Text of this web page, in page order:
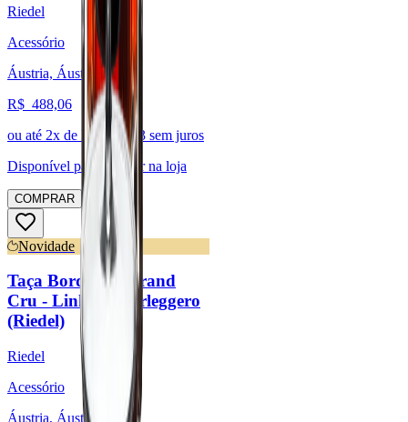
Riedel
Acessório
Áustria, Áustria
R$ 488,06
ou até 2x de R$ 244,03 sem juros
Disponível para:
Retirar na loja
COMPRAR
Novidade
Taça Bordeaux Grand
Cru - Linha Superleggero
(Riedel)
Riedel
Acessório
Áustria, Áustria